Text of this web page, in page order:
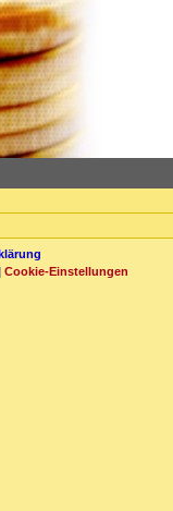
Cookie-Einstellungen